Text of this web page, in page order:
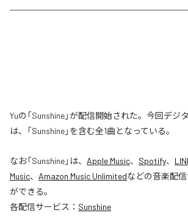
Yuの「Sunshine」が配信開始された。今回デジ
は、「Sunshine」を含む全1曲となっている。
なお「Sunshine」は、 Apple Music、 Spotify、
Music、 Amazon Music Unlimitedなどの音楽配
ができる。
各配信サービス： Sunshine